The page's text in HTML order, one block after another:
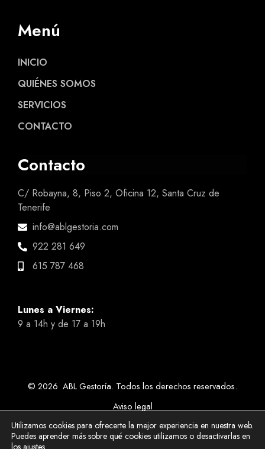
Menú
INICIO
QUIÉNES SOMOS
SERVICIOS
CONTACTO
Contacto
C/ Robayna, 8, Piso 2, Oficina 12, Santa Cruz de
Tenerife
info@ablgestoria.com
922 281 649
615 787 468
Lunes a Viernes:
9 a 14h y de 17 a 19h
© 2026 ABL Gestoría. Todos los derechos reservados.
Aviso legal
Política de cookies
Política de privacidad
Utilizamos cookies para ofrecerte la mejor experiencia en nuestra web.
Puedes aprender más sobre qué cookies utilizamos o desactivarlas en
los ajustes